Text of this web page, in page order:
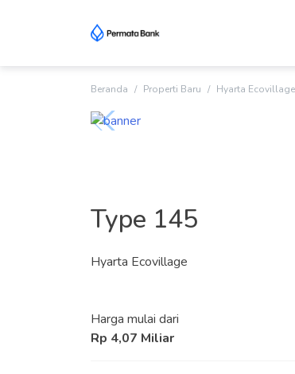
Beranda Properti Baru Hyarta Ecovillage
Type 145
Hyarta Ecovillage
Harga mulai dari
Rp 4,07 Miliar